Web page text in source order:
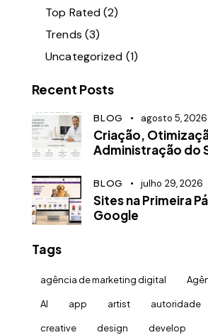
Top Rated(2)
Trends (3)
Uncategorized (1)
Recent Posts
BLOG agosto 5, 2026
Criação,
Administração do
BLOG julho 29, 2026
Sites na Primeira
Google
Tags
agência de marketing digital
AI app artist autoridade
creative design develop